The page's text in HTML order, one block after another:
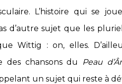
L’histoire qui se
d’autre sujet que les
Wittig : on, elles.
des chansons du
Peau
un sujet qui reste à